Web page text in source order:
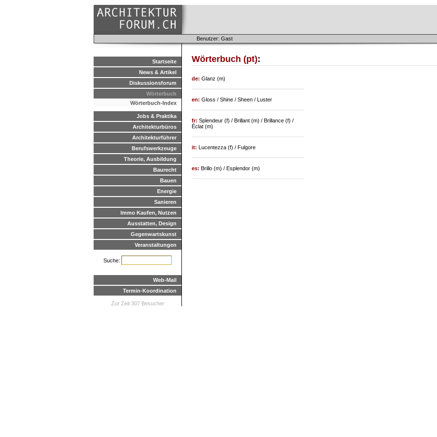
Benutzer: Gast
Startseite
News & Artikel
Diskussionsforum
Wörterbuch
Wörterbuch-Index
Jobs & Praktika
Architekturbüros
Architekturführer
Berufswerkzeuge
Theorie, Ausbildung
Baurecht
Bauen
Energie
Sanieren
Immo Kaufen, Nutzen
Ausstatten, Design
Gegenwartskunst
Veranstaltungen
Suche:
Web-Mail
Termin-Koordination
Zur Zeit 307 Besucher
Wörterbuch (pt):
de: Glanz (m)
en: Gloss / Shine / Sheen / Luster
fr: Splendeur (f) / Brillant (m) / Brillance (f) /
Éclat (m)
it: Lucentezza (f) / Fulgore
es: Brillo (m) / Esplendor (m)